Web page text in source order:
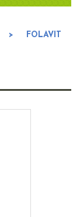
> FOLAVIT